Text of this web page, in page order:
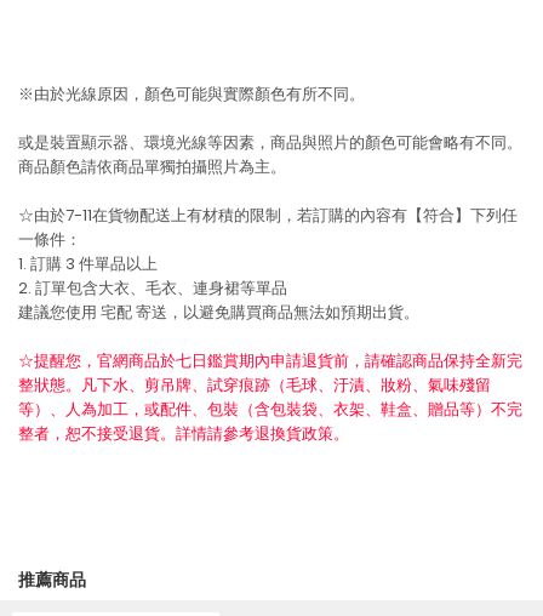
※由於光線原因，顏色可能與實際顏色有所不同。
或是裝置顯示器、環境光線等因素，商品與照片的顏色可能會略有不同。
商品顏色請依商品單獨拍攝照片為主。
☆由於7-11在貨物配送上有材積的限制，若訂購的內容有【符合】下列任
一條件：
1. 訂購 3 件單品以上
2. 訂單包含大衣、毛衣、連身裙等單品
建議您使用 宅配寄送，以避免購買商品無法如預期出貨。
☆提醒您，官網商品於七日鑑賞期內申請退貨前，請確認商品保持全新完
整狀態。凡下水、剪吊牌、試穿痕跡（毛球、汙漬、妝粉、氣味殘留
等）、人為加工，或配件、包裝（含包裝袋、衣架、鞋盒、贈品等）不完
整者，恕不接受退貨。詳情請參考退換貨政策。
推薦商品